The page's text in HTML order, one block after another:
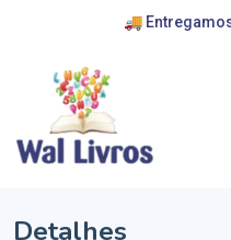
🚚
Detalhes